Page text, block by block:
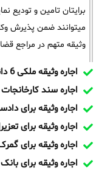
برایتان تامین و تودیع
میتوانند ضمن پذیرش
وثیقه متهم در مراجع
اجاره وثیقه ملکی 6 دانگ در مراوه
اجاره سند کارخانجات برای
اجاره وثیقه برای
اجاره وثیقه برای
اجاره وثیقه برای
اجاره وثیقه برای